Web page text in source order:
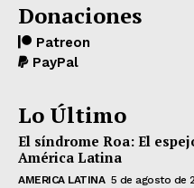
Donaciones
Patreon
PayPal
Lo Último
El síndrome Roa: El
América Latina
AMERICA LATINA 5 de agosto de